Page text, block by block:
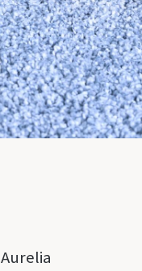
Aurelia